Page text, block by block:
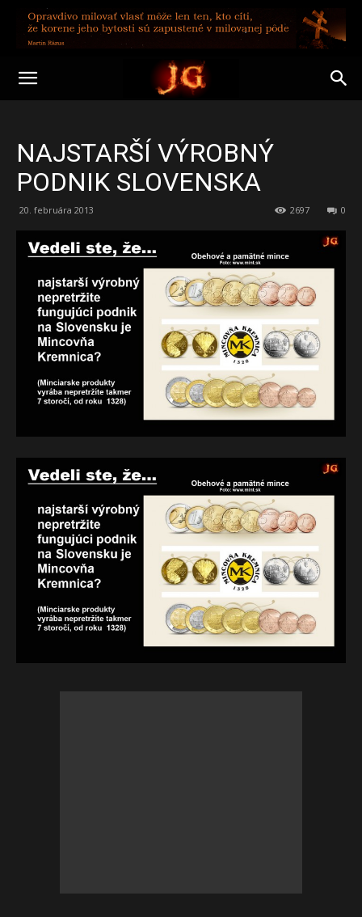
NAJSTARŠÍ VÝROBNÝ
PODNIK SLOVENSKA
20. februára 2013 0
2697